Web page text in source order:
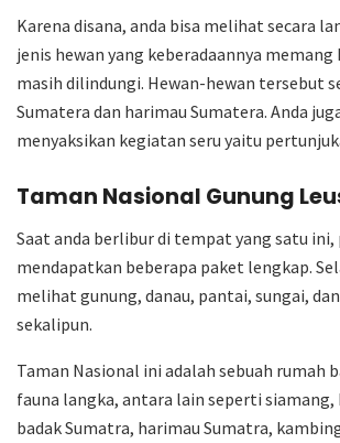
Karena disana, anda bisa melihat secara
jenis hewan yang keberadaannya
masih dilindungi. Hewan-hewan tersebut
Sumatera dan harimau Sumatera. Anda
menyaksikan kegiatan seru yaitu
Taman Nasional Gunung
Saat anda berlibur di tempat yang satu ini,
mendapatkan beberapa paket lengkap.
melihat gunung, danau, pantai, sungai,
sekalipun.
Taman Nasional ini adalah sebuah rumah
fauna langka, antara lain seperti siamang,
badak Sumatra, harimau Sumatra,